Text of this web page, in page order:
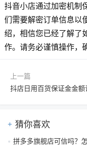
抖音小店通过加密机制
们需要解密订单信息以
绍，相信您已经了解了
作。请务必谨慎操作，
上一篇
猜你喜欢
拼多多旗舰店可信吗？